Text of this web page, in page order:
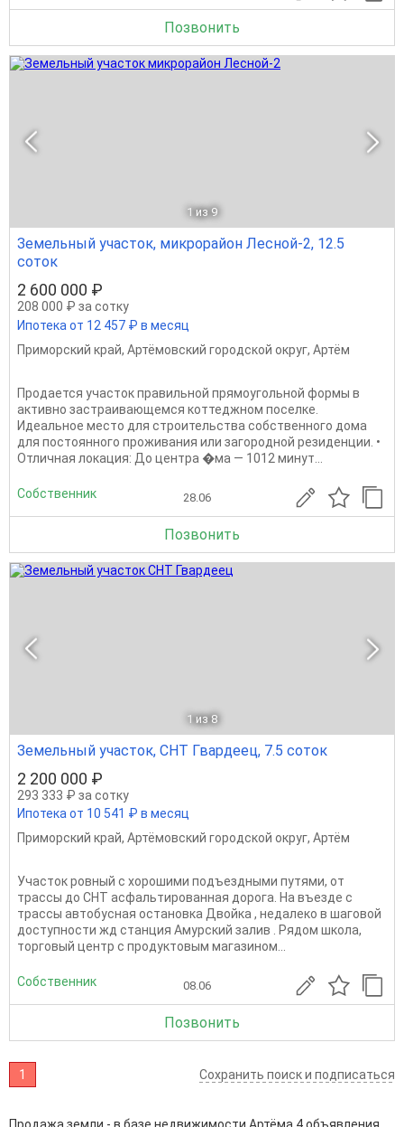
Позвонить
1 из 9
Земельный участок, микрорайон Лесной-2, 12.5
соток
2 600 000 ₽
208 000 ₽ за сотку
Ипотека от 12 457 ₽ в месяц
Приморский край, Артёмовский городской округ, Артём
Продается участок правильной прямоугольной формы в
активно застраивающемся коттеджном поселке.
Идеальное место для строительства собственного дома
для постоянного проживания или загородной резиденции. •
Отличная локация: До центра �ма — 1012 минут...
Собственник 28.06
Позвонить
1 из 8
Земельный участок, СНТ Гвардеец, 7.5 соток
2 200 000 ₽
293 333 ₽ за сотку
Ипотека от 10 541 ₽ в месяц
Приморский край, Артёмовский городской округ, Артём
Участок ровный с хорошими подъездными путями, от
трассы до СНТ асфальтированная дорога. На въезде с
трассы автобусная остановка Двойка , недалеко в шаговой
доступности жд станция Амурский залив . Рядом школа,
торговый центр с продуктовым магазином...
Собственник 08.06
Позвонить
1 Сохранить поиск и подписаться
Продажа земли - в базе недвижимости Артёма 4 объявления